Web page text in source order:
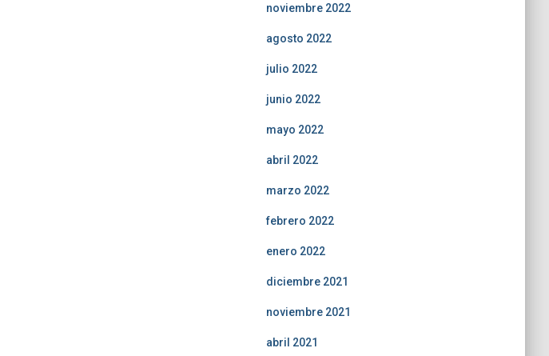
noviembre 2022
agosto 2022
julio 2022
junio 2022
mayo 2022
abril 2022
marzo 2022
febrero 2022
enero 2022
diciembre 2021
noviembre 2021
abril 2021